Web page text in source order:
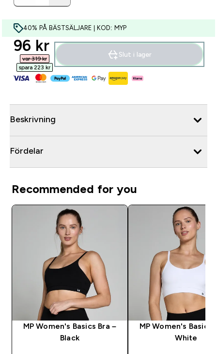
40% PÅ BÄSTSÄLJARE | KOD: MYP
discounted price
96 kr‎
var 319 kr‎
spara 223 kr‎
Slut i lager
Beskrivning
Fördelar
Recommended for you
MP Women's Basics Bra –
Black
MP Women's Basics
White